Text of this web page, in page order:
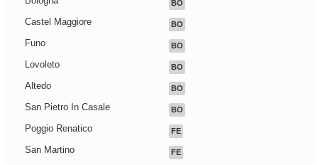
BO
Castel Maggiore BO
Funo BO
Lovoleto BO
Altedo BO
San Pietro In Casale BO
Poggio Renatico FE
San Martino FE